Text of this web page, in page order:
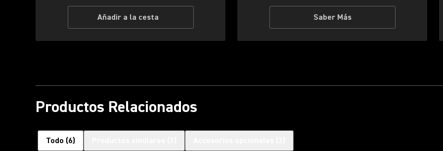
Añadir a la cesta Saber Más
Productos Relacionados
Todo (6)